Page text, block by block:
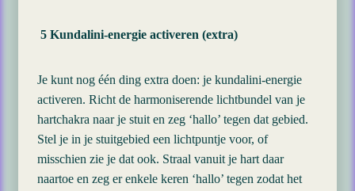
5 Kundalini-energie activeren (extra)
Je kunt nog één ding extra doen: je kundalini-energie
activeren. Richt de harmoniserende lichtbundel van je
hartchakra naar je stuit en zeg ‘hallo’ tegen dat gebied.
Stel je in je stuitgebied een lichtpuntje voor, of
misschien zie je dat ook. Straal vanuit je hart daar
naartoe en zeg er enkele keren ‘hallo’ tegen zodat het